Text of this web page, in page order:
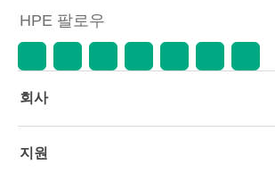
HPE 팔로우
회사
HPE 소개
지원